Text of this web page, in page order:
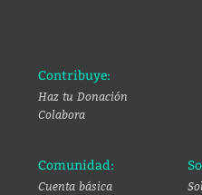
Contribuye:
Haz tu Donación
Colabora
Comunidad:
Cuenta básica